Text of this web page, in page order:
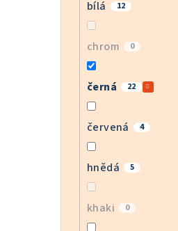
bílá 12
chrom 0
černá 22
červená 4
hnědá 5
khaki 0